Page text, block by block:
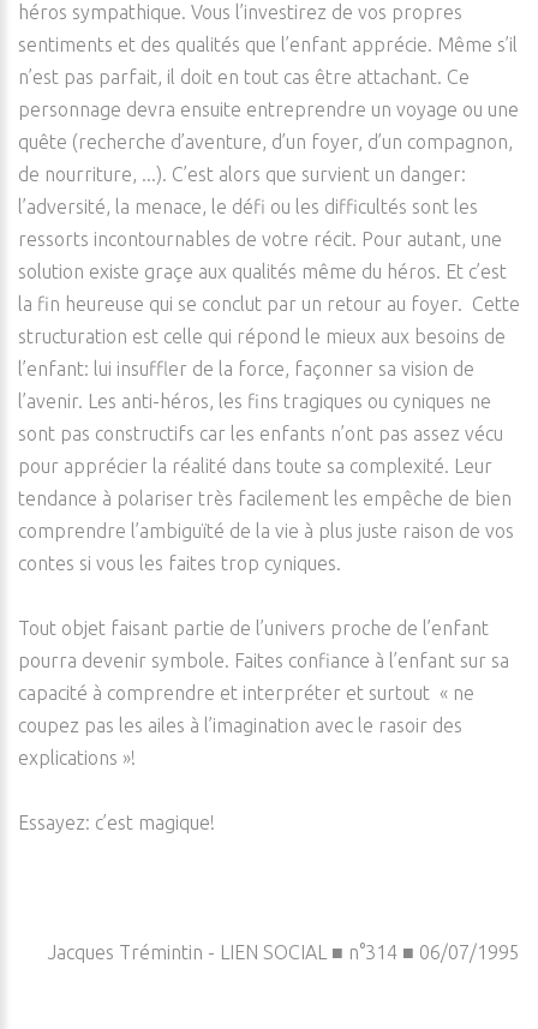
héros sympathique. Vous l’investirez de vos propres
sentiments et des qualités que l’enfant apprécie. Même s’il
n’est pas parfait, il doit en tout cas être attachant. Ce
personnage devra ensuite entreprendre un voyage ou une
quête (recherche d’aventure, d’un foyer, d’un compagnon,
de nourriture, ...). C’est alors que survient un danger:
l’adversité, la menace, le défi ou les difficultés sont les
ressorts incontournables de votre récit. Pour autant, une
solution existe graçe aux qualités même du héros. Et c’est
la fin heureuse qui se conclut par un retour au foyer. Cette
structuration est celle qui répond le mieux aux besoins de
l’enfant: lui insuffler de la force, façonner sa vision de
l’avenir. Les anti-héros, les fins tragiques ou cyniques ne
sont pas constructifs car les enfants n’ont pas assez vécu
pour apprécier la réalité dans toute sa complexité. Leur
tendance à polariser très facilement les empêche de bien
comprendre l’ambiguïté de la vie à plus juste raison de vos
contes si vous les faites trop cyniques.
Tout objet faisant partie de l’univers proche de l’enfant
pourra devenir symbole. Faites confiance à l’enfant sur sa
capacité à comprendre et interpréter et surtout « ne
coupez pas les ailes à l’imagination avec le rasoir des
explications »!
Essayez: c’est magique!
Jacques Trémintin - LIEN SOCIAL ■ n°314 ■ 06/07/1995